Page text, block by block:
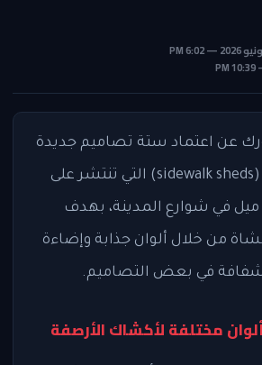
عن اعتماد ستة تصاميم جديدة
لأكشاك الأرصفة (sidewalk sheds) التي تنتشر على
طول أكثر من 300 ميل في شوارع المدينة، بهدف
من خلال ألوان جذابة وإضاءة
في بعض التصاميم.
مختلفة لأكشاك الأرصفة